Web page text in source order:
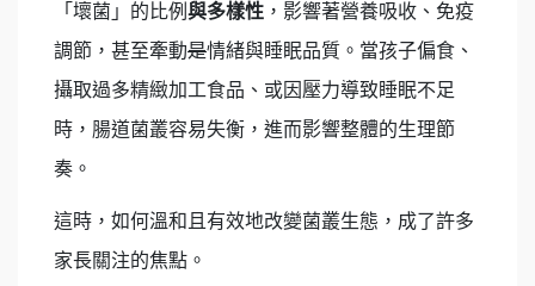
「壞菌」的比例 與多樣性 ，影響著營養吸收、免疫
調節，甚至牽動是情緒與睡眠品質。當孩子偏食、
攝取過多精緻加工食品、或因壓力導致睡眠不足
時，腸道菌叢容易失衡，進而影響整體的生理節
奏。
這時，如何溫和且有效地改變菌叢生態，成了許多
家長關注的焦點。